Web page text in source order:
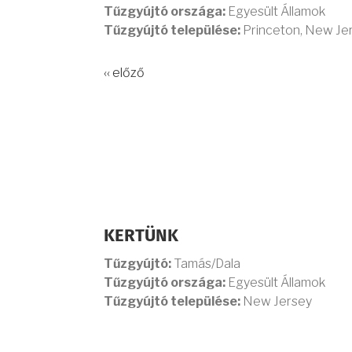
Tűzgyújtó országa: Egyesült Államok
Tűzgyújtó települése: Princeton, New
‹‹ előző
KERTÜNK
Tűzgyújtó: Tamás/Dala
Tűzgyújtó országa: Egyesült Államok
Tűzgyújtó települése: New Jersey